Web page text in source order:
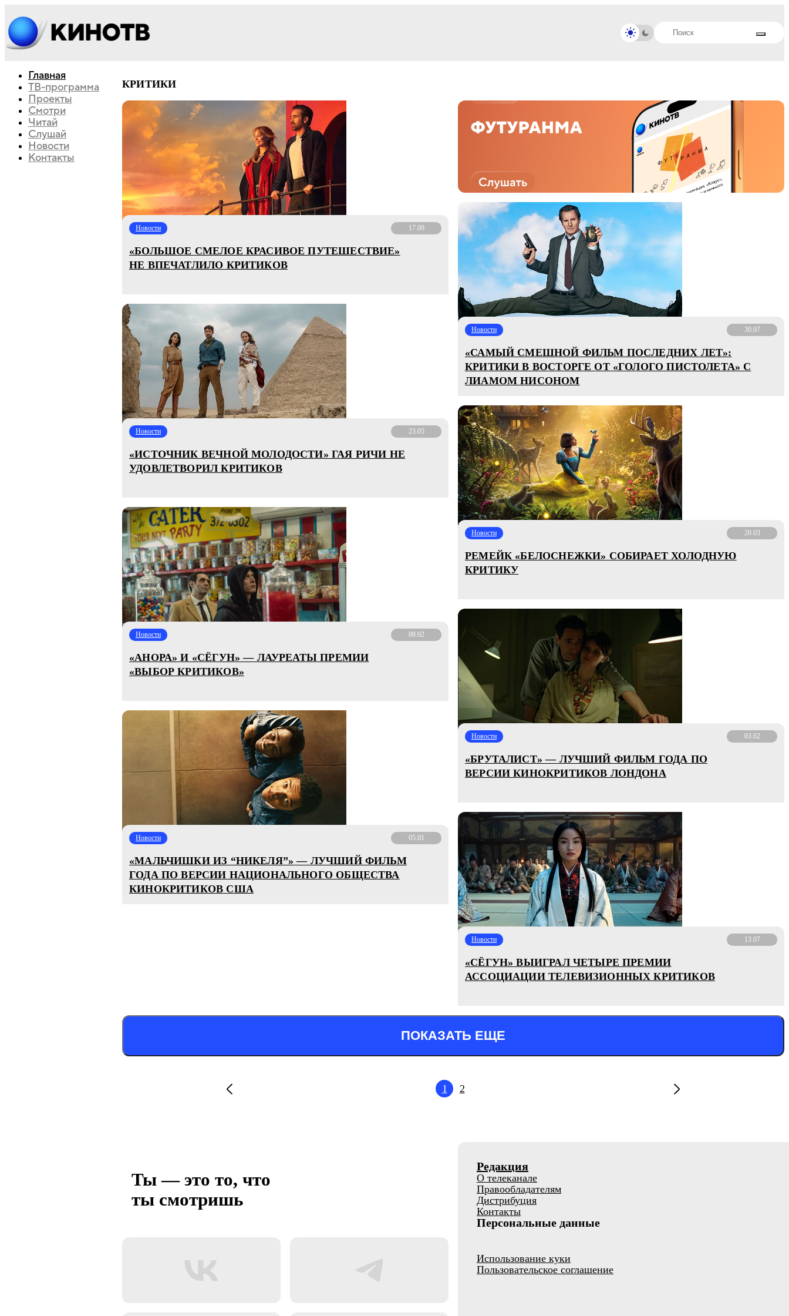
Главная
ТВ-программа
Проекты
Смотри
Читай
Слушай
Новости
Контакты
КРИТИКИ
Новости 17.09
«БОЛЬШОЕ СМЕЛОЕ КРАСИВОЕ ПУТЕШЕСТВИЕ»
НЕ ВПЕЧАТЛИЛО КРИТИКОВ
Новости 30.07
«САМЫЙ СМЕШНОЙ ФИЛЬМ ПОСЛЕДНИХ ЛЕТ»:
КРИТИКИ В ВОСТОРГЕ ОТ «ГОЛОГО ПИСТОЛЕТА» С
ЛИАМОМ НИСОНОМ
Новости 23.05
«ИСТОЧНИК ВЕЧНОЙ МОЛОДОСТИ» ГАЯ РИЧИ НЕ
УДОВЛЕТВОРИЛ КРИТИКОВ
Новости 20.03
РЕМЕЙК «БЕЛОСНЕЖКИ» СОБИРАЕТ ХОЛОДНУЮ
КРИТИКУ
Новости 08.02
«АНОРА» И «СЁГУН» — ЛАУРЕАТЫ ПРЕМИИ
«ВЫБОР КРИТИКОВ»
Новости 03.02
«БРУТАЛИСТ» — ЛУЧШИЙ ФИЛЬМ ГОДА ПО
ВЕРСИИ КИНОКРИТИКОВ ЛОНДОНА
Новости 05.01
«МАЛЬЧИШКИ ИЗ “НИКЕЛЯ”» — ЛУЧШИЙ ФИЛЬМ
ГОДА ПО ВЕРСИИ НАЦИОНАЛЬНОГО ОБЩЕСТВА
КИНОКРИТИКОВ США
Новости 13.07
«СЁГУН» ВЫИГРАЛ ЧЕТЫРЕ ПРЕМИИ
АССОЦИАЦИИ ТЕЛЕВИЗИОННЫХ КРИТИКОВ
ПОКАЗАТЬ ЕЩЕ
1 2
Ты — это то, что
ты смотришь
Редакция
О телеканале
Правообладателям
Дистрибуция
Контакты
Персональные данные
Использование куки
Пользовательское соглашение